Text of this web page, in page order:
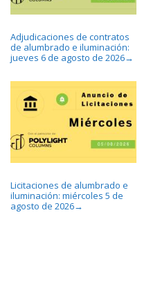
Adjudicaciones de contratos
de alumbrado e iluminación:
jueves 6 de agosto de 2026→
Licitaciones de alumbrado e
iluminación: miércoles 5 de
agosto de 2026→